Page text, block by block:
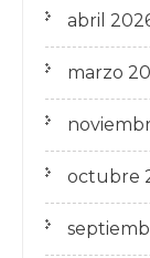
abril
marzo
octubre